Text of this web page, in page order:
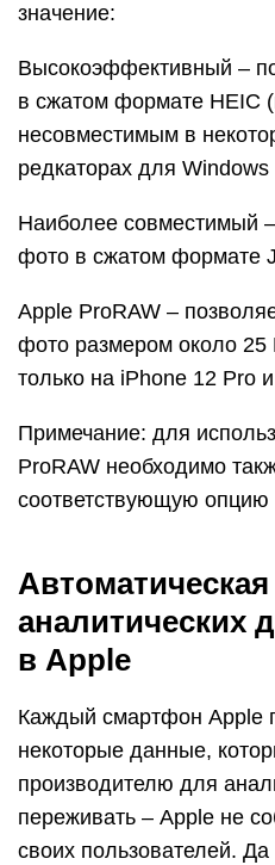
значение:
Высокоэффективный –
в сжатом формате HEIC
несовместимым в
редкаторах для Windows
Наиболее совместимый
фото в сжатом формате
Apple ProRAW –
фото размером около
только на iPhone 12 Pro
Примечание: для
ProRAW необходимо
соответствующую
аналитических
в Apple
Каждый смартфон Apple
некоторые данные,
производителю для
переживать – Apple не
своих пользователей.